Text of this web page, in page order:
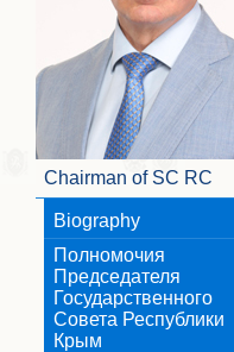
Chairman of SC RC
Biography
Полномочия
Председателя
Государственного
Совета Республики
Крым